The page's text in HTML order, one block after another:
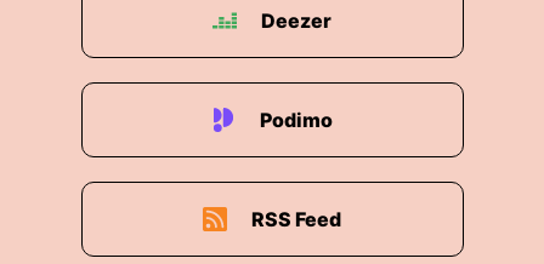
Deezer
Podimo
RSS Feed